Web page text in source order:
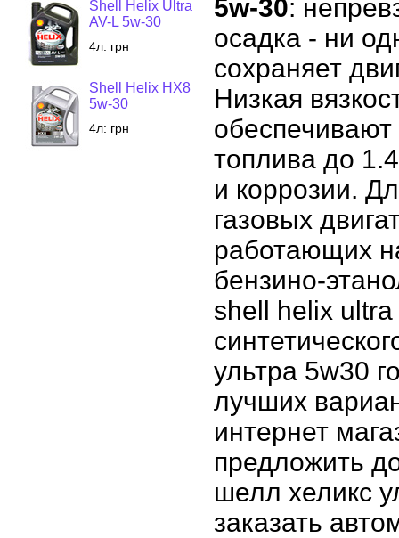
Shell Helix Ultra
AV-L 5w-30
4л: грн
Shell Helix HX8
5w-30
4л: грн
5w-30:
осадка - ни
сохраняет
Низкая
топлива до
и коррозии.
газовых
работающих
бензино-
shell helix
ультра 5w30
лучших
интернет
предложить
шелл хеликс
заказать